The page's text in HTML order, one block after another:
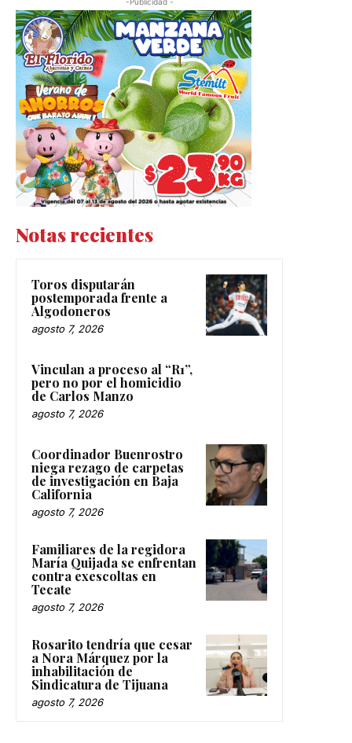
Notas recientes
Toros disputarán
postemporada frente a
Algodoneros
agosto 7, 2026
Vinculan a proceso al “R1”,
pero no por el homicidio
de Carlos Manzo
agosto 7, 2026
Coordinador Buenrostro
niega rezago de carpetas
de investigación en Baja
California
agosto 7, 2026
Familiares de la regidora
María Quijada se enfrentan
contra exescoltas en
Tecate
agosto 7, 2026
Rosarito tendría que cesar
a Nora Márquez por la
inhabilitación de
Sindicatura de Tijuana
agosto 7, 2026